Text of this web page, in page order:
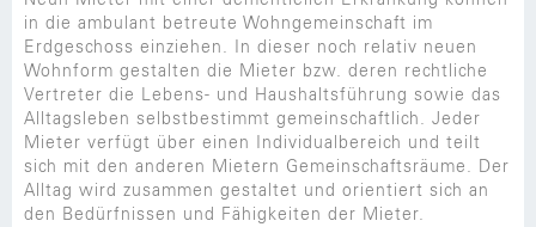
in die ambulant betreute Wohngemeinschaft im
Erdgeschoss einziehen. In dieser noch relativ neuen
Wohnform gestalten die Mieter bzw. deren rechtliche
Vertreter die Lebens- und Haushaltsführung sowie das
Alltagsleben selbstbestimmt gemeinschaftlich. Jeder
Mieter verfügt über einen Individualbereich und teilt
sich mit den anderen Mietern Gemeinschaftsräume. Der
Alltag wird zusammen gestaltet und orientiert sich an
den Bedürfnissen und Fähigkeiten der Mieter.